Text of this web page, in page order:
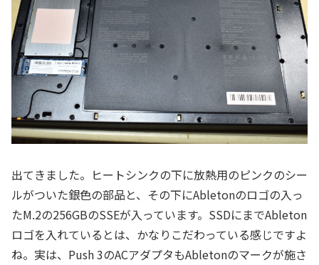
出てきました。ヒートシンクの下に放熱用のピンクのシー
ルがついた銀色の部品と、その下にAbletonのロゴの入っ
たM.2の256GBのSSEが入っています。SSDにまでAbleton
ロゴを入れているとは、かなりこだわっている感じですよ
ね。実は、Push 3のACアダプタもAbletonのマークが施さ